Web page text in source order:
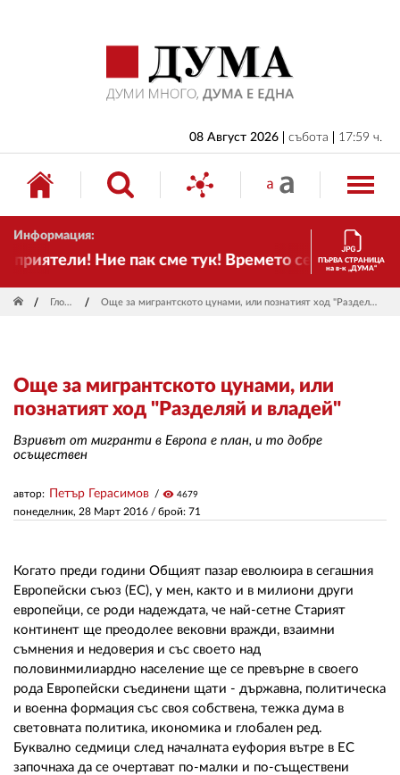
08 Август 2026 събота 17:59 ч.
Информация:
Ние пак сме тук! Времето се променя и
ПЪРВА СТРАНИЦА
на в-к „ДУМА“
Глобус Още за мигрантското цунами, или познатият ход "Разделяй и владей"
Още за мигрантското цунами, или
познатият ход "Разделяй и владей"
Взривът от мигранти в Европа е план, и то добре
осъществен
понеделник, 28 Март 2016 / брой: 71
автор: Петър Герасимов visibility 4679
Когато преди години Общият пазар еволюира в сегашния
Европейски съюз (ЕС), у мен, както и в милиони други
европейци, се роди надеждата, че най-сетне Старият
континент ще преодолее вековни вражди, взаимни
съмнения и недоверия и със своето над
половинмилиардно население ще се превърне в своего
рода Европейски съединени щати - държавна, политическа
и военна формация със своя собствена, тежка дума в
световната политика, икономика и глобален ред.
Буквално седмици след началната еуфория вътре в ЕС
започнаха да се очертават по-малки и по-съществени
БЪЛГАРИЯ
ИКОНОМИКА
ИЗБОРИ
СВЯТ
ДРУГИ
ЗА НАС
РЕДАКЦИЯ
РЕКЛАМА
АБОНАМЕНТ
УСЛОВИЯ ЗА ПОЛЗВАНЕ
ПОЛИТИКА ЗА БИСКВИТКИТЕ
ПОЛИТИКАТА ЗА
ПОВЕРИТЕЛНОСТ